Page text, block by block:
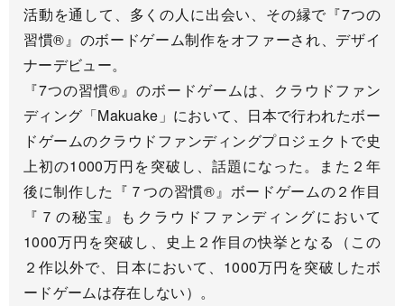
活動を通して、多くの人に出会い、その縁で『7つの
習慣®』のボードゲーム制作をオファーされ、デザイ
ナーデビュー。
『7つの習慣®』のボードゲームは、クラウドファン
ディング「Makuake」において、日本で行われたボー
ドゲームのクラウドファンディングプロジェクトで史
上初の1000万円を突破し、話題になった。また２年
後に制作した『７つの習慣®』ボードゲームの２作目
『７の秘宝』もクラウドファンディングにおいて
1000万円を突破し、史上２作目の快挙となる（この
２作以外で、日本において、1000万円を突破したボ
ードゲームは存在しない）。